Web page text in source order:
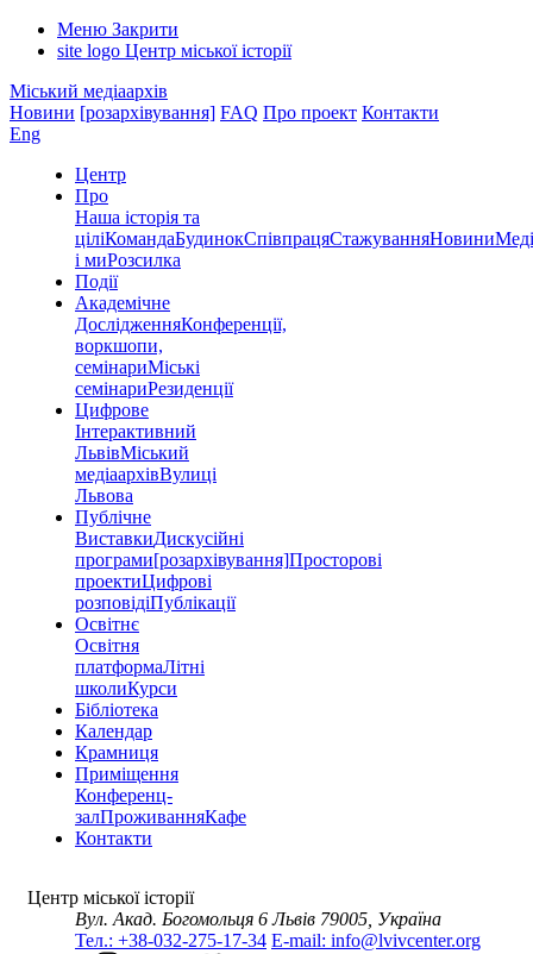
Меню Закрити
site logo Центр міської історії
Міський медіаархів
Новини [розархівування] FAQ Про проект Контакти
Eng
Центр
Про
Наша історія та
ціліКомандаБудинокСпівпрацяСтажуванняНовини
і миРозсилка
Події
Академічне
ДослідженняКонференції,
воркшопи,
семінариМіські
семінариРезиденції
Цифрове
Інтерактивний
ЛьвівМіський
медіаархівВулиці
Львова
Публічне
ВиставкиДискусійні
програми[розархівування]Просторові
проектиЦифрові
розповідіПублікації
Освітнє
Освітня
платформаЛітні
школиКурси
Бібліотека
Календар
Крамниця
Приміщення
Конференц-
залПроживанняКафе
Контакти
Центр міської історії
Вул. Акад. Богомольця 6 Львів 79005, Україна
Тел.: +38-032-275-17-34 E-mail: info@lvivcenter.org